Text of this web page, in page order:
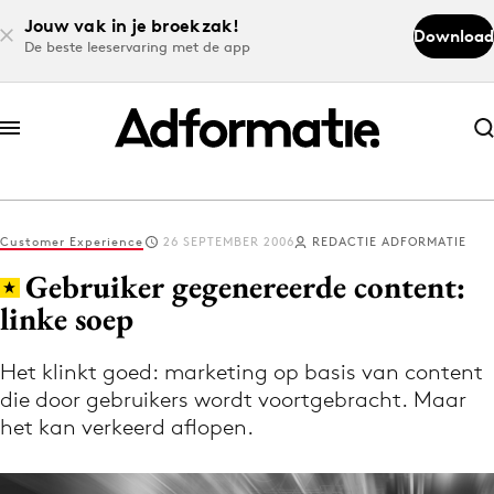
Jouw vak in je broekzak!
De beste leeservaring met de app
Download
Abonneer nu
Abonneer nu
Log in
Volg het laatste nieuws via de Adformatie
Nieuws app
Customer Experience 26 SEPTEMBER 2006 REDACTIE ADFORMATIE
Gebruiker gegenereerde content:
linke soep
Het klinkt goed: marketing op basis van content
die door gebruikers wordt voortgebracht. Maar
het kan verkeerd aflopen.